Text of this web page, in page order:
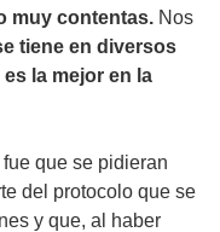
muy contentas. Nos
tiene en diversos
es la mejor en la
que se pidieran
del protocolo que se
y que, al haber